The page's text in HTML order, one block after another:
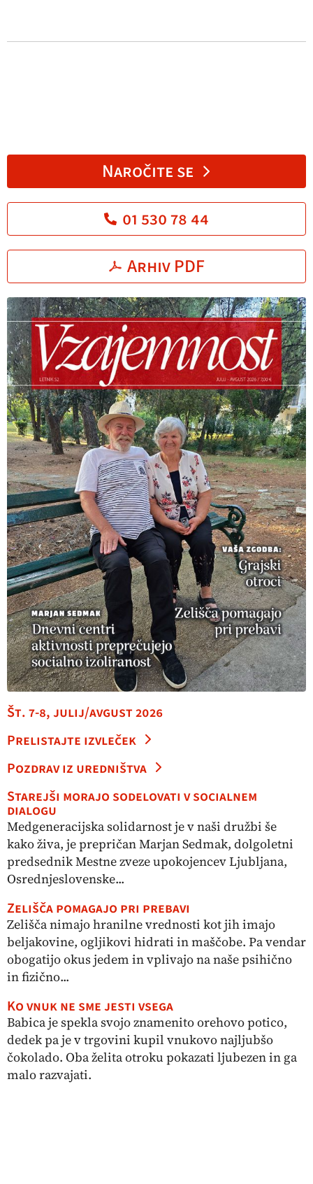
Naročite se
01 530 78 44
Arhiv PDF
Št. 7-8, julij/avgust 2026
Prelistajte izvleček
Pozdrav iz uredništva
Starejši morajo sodelovati v socialnem
dialogu
Medgeneracijska solidarnost je v naši družbi še
kako živa, je prepričan Marjan Sedmak, dolgoletni
predsednik Mestne zveze upokojencev Ljubljana,
Osrednjeslovenske...
Zelišča pomagajo pri prebavi
Zelišča nimajo hranilne vrednosti kot jih imajo
beljakovine, ogljikovi hidrati in maščobe. Pa vendar
obogatijo okus jedem in vplivajo na naše psihično
in fizično...
Ko vnuk ne sme jesti vsega
Babica je spekla svojo znamenito orehovo potico,
dedek pa je v trgovini kupil vnukovo najljubšo
čokolado. Oba želita otroku pokazati ljubezen in ga
malo razvajati.